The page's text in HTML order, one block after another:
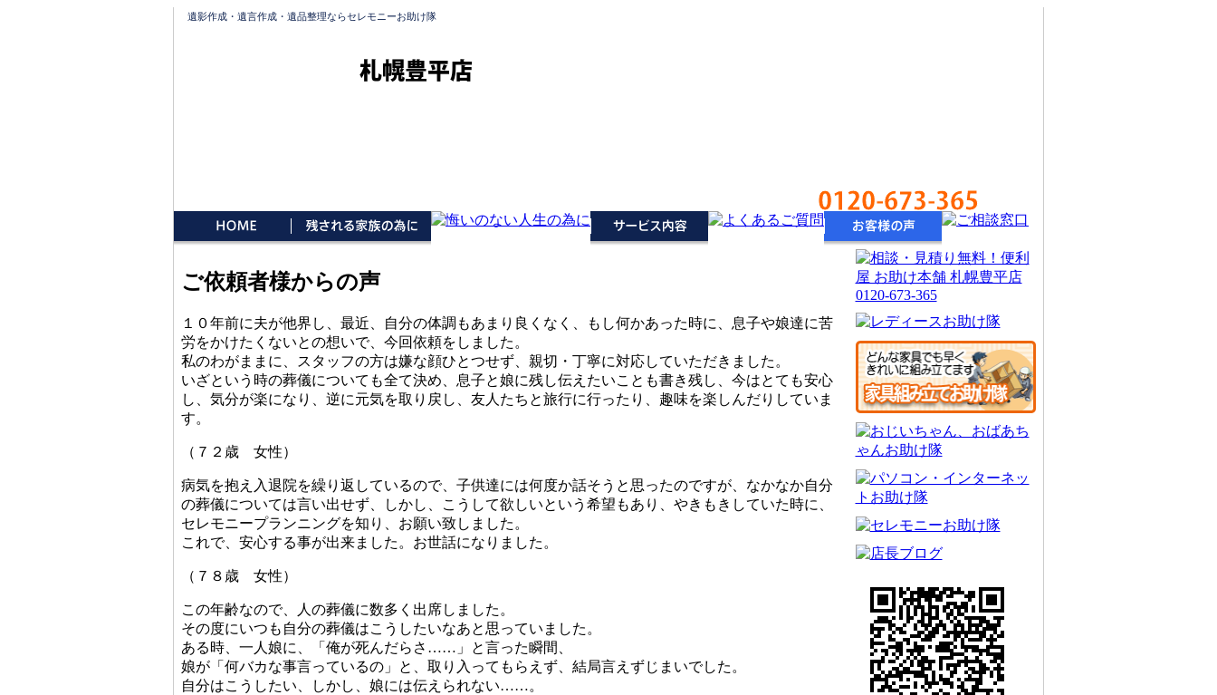
遺影作成・遺言作成・遺品整理ならセレモニーお助け隊
札幌豊平店
0120-673-365
ご依頼者様からの声
１０年前に夫が他界し、最近、自分の体調もあまり良くなく、もし何かあった時に、息子や娘達に苦
労をかけたくないとの想いで、今回依頼をしました。
私のわがままに、スタッフの方は嫌な顔ひとつせず、親切・丁寧に対応していただきました。
いざという時の葬儀についても全て決め、息子と娘に残し伝えたいことも書き残し、今はとても安心
し、気分が楽になり、逆に元気を取り戻し、友人たちと旅行に行ったり、趣味を楽しんだりしていま
す。
（７２歳 女性）
病気を抱え入退院を繰り返しているので、子供達には何度か話そうと思ったのですが、なかなか自分
の葬儀については言い出せず、しかし、こうして欲しいという希望もあり、やきもきしていた時に、
セレモニープランニングを知り、お願い致しました。
これで、安心する事が出来ました。お世話になりました。
（７８歳 女性）
この年齢なので、人の葬儀に数多く出席しました。
その度にいつも自分の葬儀はこうしたいなあと思っていました。
ある時、一人娘に、「俺が死んだらさ……」と言った瞬間、
娘が「何バカな事言っているの」と、取り入ってもらえず、結局言えずじまいでした。
自分はこうしたい、しかし、娘には伝えられない……。